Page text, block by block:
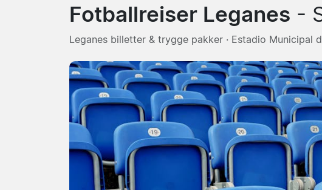
Fotballreiser Leganes -
Leganes billetter & trygge pakker · Estadio Municipal